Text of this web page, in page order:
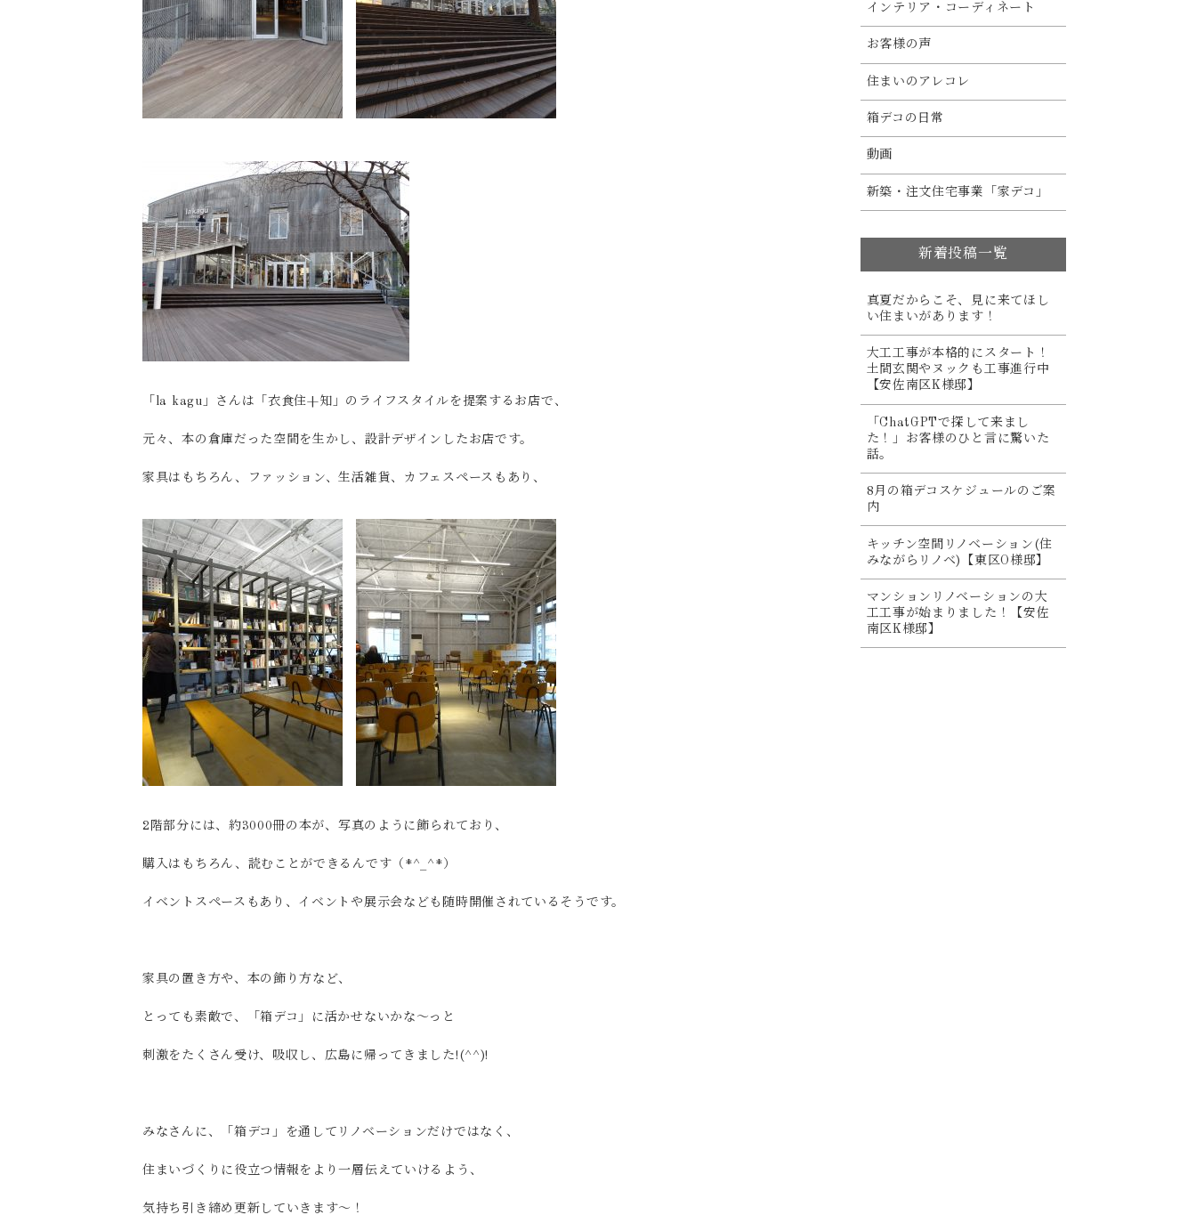
「la kagu」さんは「衣食住+知」のライフスタイルを提案するお店で、
元々、本の倉庫だった空間を生かし、設計デザインしたお店です。
家具はもちろん、ファッション、生活雑貨、カフェスペースもあり、
2階部分には、約3000冊の本が、写真のように飾られており、
購入はもちろん、読むことができるんです（*^_^*）
イベントスペースもあり、イベントや展示会なども随時開催されているそうです。
家具の置き方や、本の飾り方など、
とっても素敵で、「箱デコ」に活かせないかな～っと
刺激をたくさん受け、吸収し、広島に帰ってきました!(^^)!
みなさんに、「箱デコ」を通してリノベーションだけではなく、
住まいづくりに役立つ情報をより一層伝えていけるよう、
気持ち引き締め更新していきます～！
インテリア・コーディネート
お客様の声
住まいのアレコレ
箱デコの日常
動画
新築・注文住宅事業「家デコ」
新着投稿一覧
真夏だからこそ、見に来てほし
い住まいがあります！
大工工事が本格的にスタート！
土間玄関やヌックも工事進行中
【安佐南区K様邸】
「ChatGPTで探して来まし
た！」お客様のひと言に驚いた
話。
8月の箱デコスケジュールのご案
内
キッチン空間リノベーション(住
みながらリノベ)【東区O様邸】
マンションリノベーションの大
工工事が始まりました！【安佐
南区K様邸】